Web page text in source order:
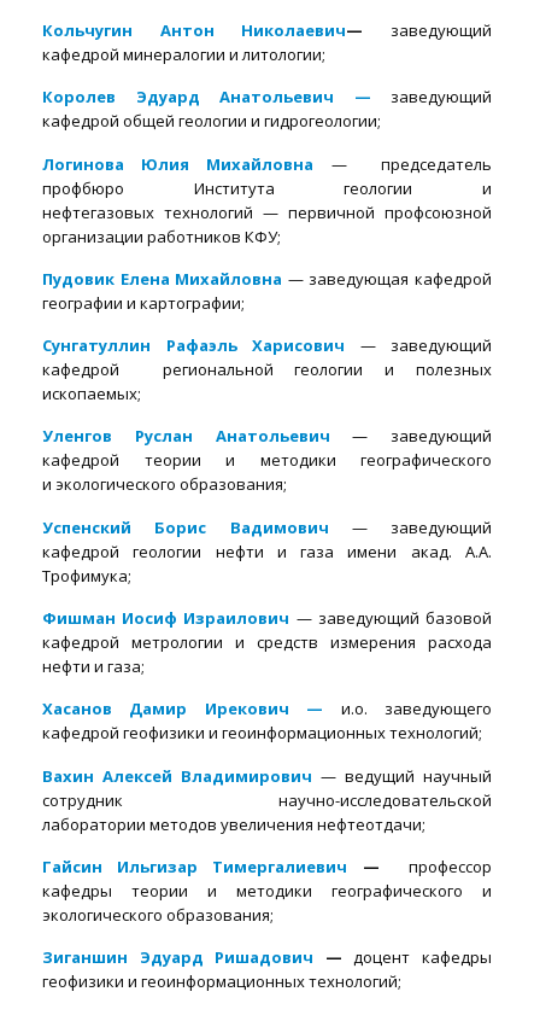
Кольчугин Антон Николаевич— заведующий
кафедрой минералогии и литологии;
Королев Эдуард Анатольевич — заведующий
кафедрой общей геологии и гидрогеологии;
Логинова Юлия Михайловна — председатель
профбюро Института геологии и
нефтегазовых технологий — первичной профсоюзной
организации работников КФУ;
Пудовик Елена Михайловна — заведующая кафедрой
географии и картографии;
Сунгатуллин Рафаэль Харисович — заведующий
кафедрой региональной геологии и полезных
ископаемых;
Уленгов Руслан Анатольевич — заведующий
кафедрой теории и методики географического
и экологического образования;
Успенский Борис Вадимович
— заведующий
кафедрой геологии нефти и газа имени акад. А.А.
Трофимука;
Фишман Иосиф Израилович — заведующий базовой
кафедрой метрологии и средств измерения расхода
нефти и газа;
Хасанов Дамир Ирекович — и.о. заведующего
кафедрой геофизики и геоинформационных технологий;
Вахин Алексей Владимирович — ведущий научный
сотрудник научно-исследовательской
лаборатории методов увеличения нефтеотдачи;
Гайсин Ильгизар Тимергалиевич
—
профессор
кафедры теории и методики географического и
экологического образования;
Зиганшин Эдуард Ришадович —доцент кафедры
геофизики и геоинформационных технологий;